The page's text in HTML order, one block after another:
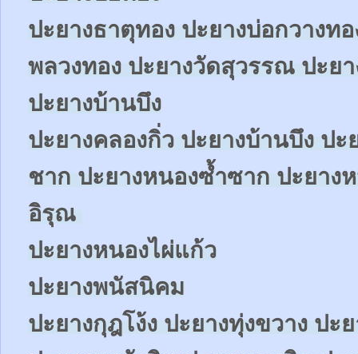
ปะยางธาตุทอง ปะยางบ่อกวางท
พลวงทอง ปะยางวัดสุวรรณ ปะย
ปะยางบ้านบึง
ปะยางคลองกิ่ว ปะยางบ้านบึง ปะ
ชาก ปะยางหนองซ้ำซาก ปะยาง
อิรุณ
ปะยางหนองไผ่แก้ว
ปะยางพนัสนิคม
ปะยางกุฎโง้ง ปะยางทุ่งขวาง ป